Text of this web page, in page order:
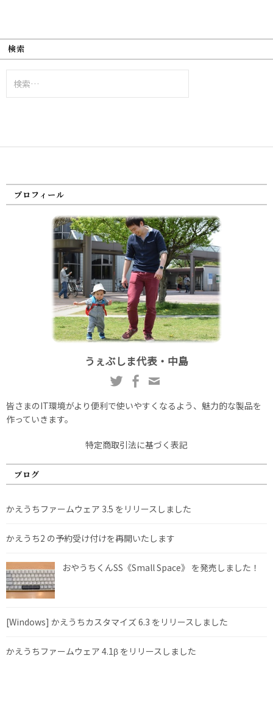
検索
索:
プロフィール
うぇぶしま代表・中島
皆さまのIT環境がより便利で使いやすくなるよう、魅力的な製品を
作っていきます。
特定商取引法に基づく表記
ブログ
かえうちファームウェア 3.5 をリリースしました
かえうち2 の予約受け付けを再開いたします
おやうちくんSS《Small Space》 を発売しました！
[Windows] かえうちカスタマイズ 6.3 をリリースしました
かえうちファームウェア 4.1β をリリースしました